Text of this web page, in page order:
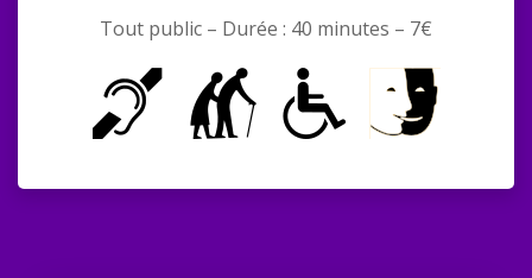
Tout public – Durée : 40 minutes – 7€